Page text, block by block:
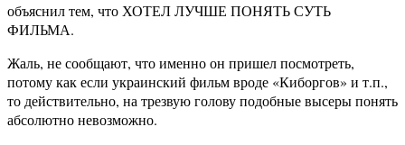
объяснил тем, что ХОТЕЛ ЛУЧШЕ ПОНЯТЬ СУТЬ
ФИЛЬМА.
Жаль, не сообщают, что именно он пришел посмотреть,
потому как если украинский фильм вроде «Киборгов» и т.п.,
то действительно, на трезвую голову подобные высеры понять
абсолютно невозможно.